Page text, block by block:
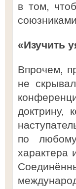
в том,
«Изучить
Впрочем,
не
доктрину,
по
характера